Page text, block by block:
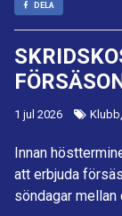
DELA
1 jul 2026
Innan
att erbjuda
söndagar